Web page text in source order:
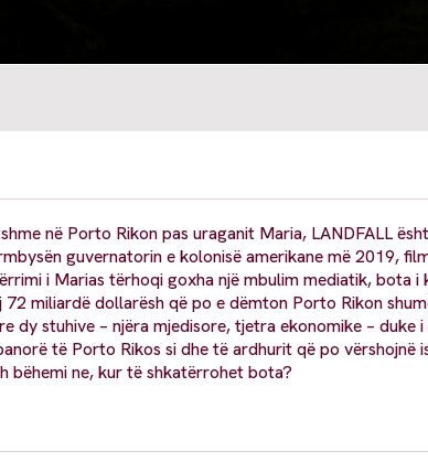
në Porto Rikon pas uraganit Maria, LANDFALL
guvernatorin e kolonisë amerikane më 2019,
i Marias tërhoqi goxha një mbulim mediatik, bota i
miliardë dollarësh që po e dëmton Porto Rikon
dy stuhive – njëra mjedisore, tjetra ekonomike –
të Porto Rikos si dhe të ardhurit që po vërshojnë
bëhemi ne, kur të shkatërrohet bota?